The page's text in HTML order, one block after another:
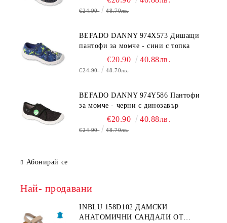
€24.90 48.70лв.
BEFADO DANNY 974X573 Дишащи
пантофи за момче - сини с топка
€20.90 40.88лв.
€24.90 48.70лв.
BEFADO DANNY 974Y586 Пантофи
за момче - черни с динозавър
€20.90 40.88лв.
€24.90 48.70лв.
Абонирай се
Най- продавани
INBLU 158D102 ДАМСКИ
АНАТОМИЧНИ САНДАЛИ ОТ